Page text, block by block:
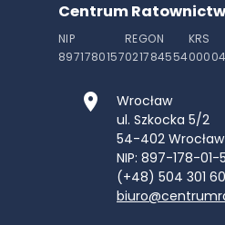
Centrum
NIP
8971780157
REGON
021784554
KRS
Wrocław
ul. Szkocka 5/2
54-402 Wrocław
NIP: 897-178-01-
(+48) 504 301